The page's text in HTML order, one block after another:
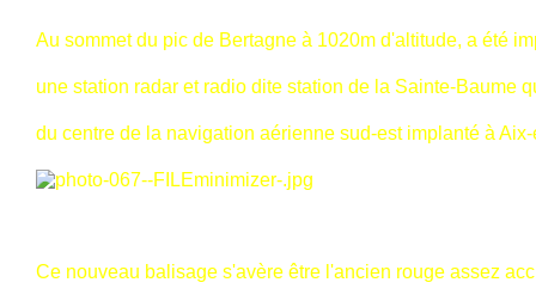
Au sommet du pic de Bertagne à 1020m d'altitude, a été
une station radar et radio dite station de la Sainte-Baume
du centre de la navigation aérienne sud-est implanté à
Ce nouveau balisage s'avère être l'ancien rouge assez